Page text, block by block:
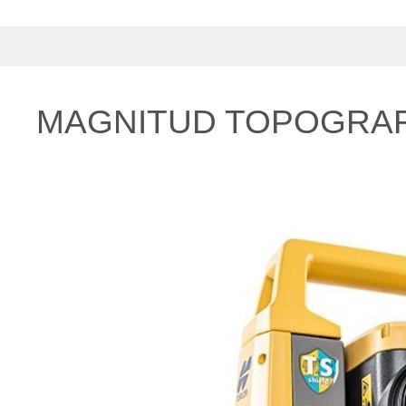
MAGNITUD